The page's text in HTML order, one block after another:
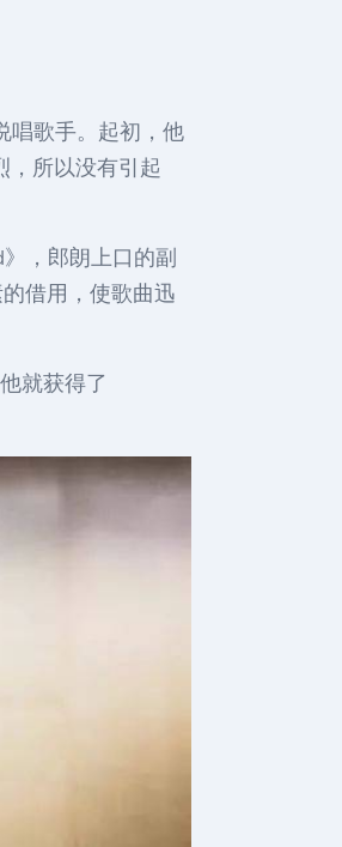
唱歌手。起初，他
，所以没有引起
，郎朗上口的副
借用，使歌曲迅
就获得了